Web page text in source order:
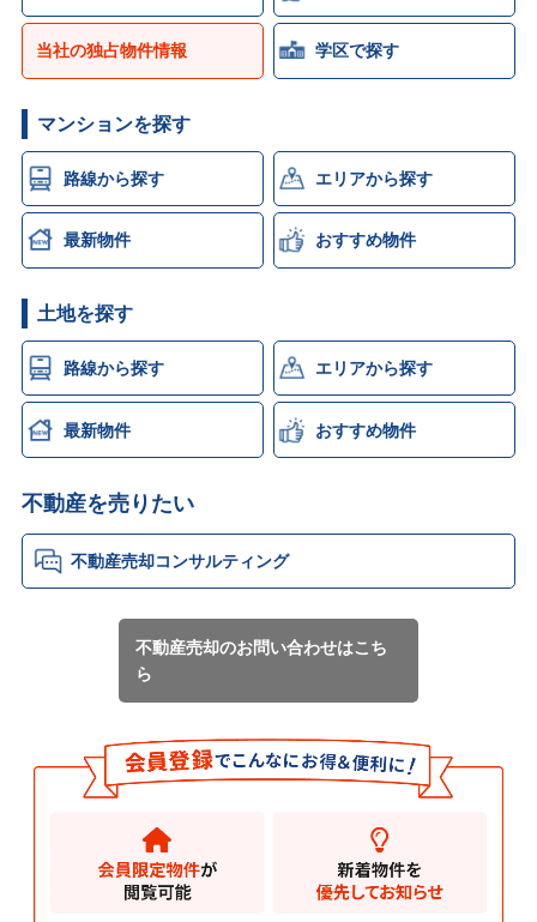
当社の独占物件情報 学区で探す
マンションを探す
路線から探す エリアから探す
最新物件 おすすめ物件
土地を探す
路線から探す エリアから探す
最新物件 おすすめ物件
不動産を売りたい
不動産売却コンサルティング
不動産売却のお問い合わせはこち
ら